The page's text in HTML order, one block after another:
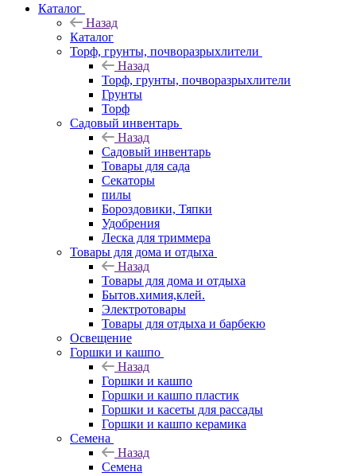
Каталог
Назад
Каталог
Торф, грунты, почворазрыхлители
Назад
Торф, грунты, почворазрыхлители
Грунты
Торф
Садовый инвентарь
Назад
Садовый инвентарь
Товары для сада
Секаторы
пилы
Бороздовики, Тяпки
Удобрения
Леска для триммера
Товары для дома и отдыха
Назад
Товары для дома и отдыха
Бытов.химия,клей.
Электротовары
Товары для отдыха и барбекю
Освещение
Горшки и кашпо
Назад
Горшки и кашпо
Горшки и кашпо пластик
Горшки и касеты для рассады
Горшки и кашпо керамика
Семена
Назад
Семена